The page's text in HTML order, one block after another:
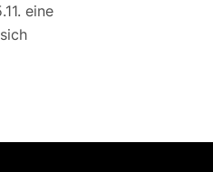
eine